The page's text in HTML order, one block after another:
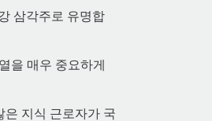
삼각주로 유명합
을 매우 중요하게
은 지식 근로자가 국